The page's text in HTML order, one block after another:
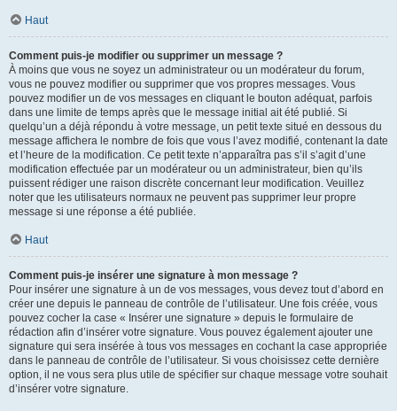
Haut
Comment puis-je modifier ou supprimer un message ?
À moins que vous ne soyez un administrateur ou un modérateur du forum,
vous ne pouvez modifier ou supprimer que vos propres messages. Vous
pouvez modifier un de vos messages en cliquant le bouton adéquat, parfois
dans une limite de temps après que le message initial ait été publié. Si
quelqu’un a déjà répondu à votre message, un petit texte situé en dessous du
message affichera le nombre de fois que vous l’avez modifié, contenant la date
et l’heure de la modification. Ce petit texte n’apparaîtra pas s’il s’agit d’une
modification effectuée par un modérateur ou un administrateur, bien qu’ils
puissent rédiger une raison discrète concernant leur modification. Veuillez
noter que les utilisateurs normaux ne peuvent pas supprimer leur propre
message si une réponse a été publiée.
Haut
Comment puis-je insérer une signature à mon message ?
Pour insérer une signature à un de vos messages, vous devez tout d’abord en
créer une depuis le panneau de contrôle de l’utilisateur. Une fois créée, vous
pouvez cocher la case « Insérer une signature » depuis le formulaire de
rédaction afin d’insérer votre signature. Vous pouvez également ajouter une
signature qui sera insérée à tous vos messages en cochant la case appropriée
dans le panneau de contrôle de l’utilisateur. Si vous choisissez cette dernière
option, il ne vous sera plus utile de spécifier sur chaque message votre souhait
d’insérer votre signature.